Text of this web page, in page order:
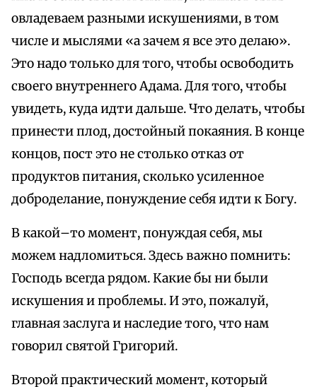
овладеваем разными искушениями, в том
числе и мыслями «а зачем я все это делаю».
Это надо только для того, чтобы освободить
своего внутреннего Адама. Для того, чтобы
увидеть, куда идти дальше. Что делать, чтобы
принести плод, достойный покаяния. В конце
концов, пост это не столько отказ от
продуктов питания, сколько усиленное
доброделание, понуждение себя идти к Богу.
В какой–то момент, понуждая себя, мы
можем надломиться. Здесь важно помнить:
Господь всегда рядом. Какие бы ни были
искушения и проблемы. И это, пожалуй,
главная заслуга и наследие того, что нам
говорил святой Григорий.
Второй практический момент, который